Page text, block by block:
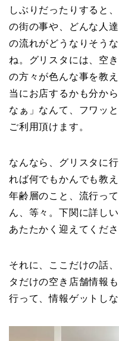
しぶりだったりすると
の街の事や、どんな人
の流れがどうなりそう
ね。グリスタには、空
の方々が色んな事を教
当にお店するかも分か
なぁ」なんて、フワッ
ご利用頂けます。
なんなら、グリスタに
れば何でもかんでも教
年齢層のこと、流行っ
ん、等々。下関に詳し
あたたかく迎えてくださ
それに、ここだけの話
タだけの空き店舗情報
行って、情報ゲットし